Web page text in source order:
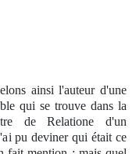
ainsi l'auteur d'une
qui se trouve dans la
de Relatione d'un
pu deviner qui était ce